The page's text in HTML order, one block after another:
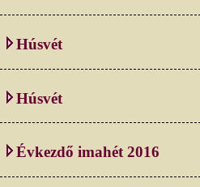
Húsvét
Húsvét
Évkezdő imahét 2016